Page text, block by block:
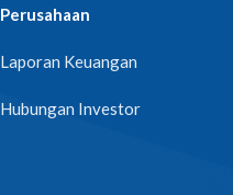
Perusahaan
Laporan Keuangan
Hubungan Investor